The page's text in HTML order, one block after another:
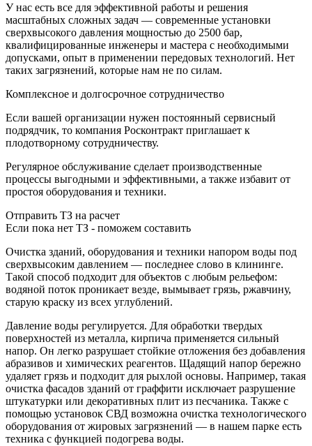
У нас есть все для эффективной работы и решения
масштабных сложных задач — современные установки
сверхвысокого давления мощностью до 2500 бар,
квалифицированные инженеры и мастера с необходимыми
допусками, опыт в применении передовых технологий. Нет
таких загрязнений, которые нам не по силам.
Комплексное и долгосрочное сотрудничество
Если вашей организации нужен постоянный сервисный
подрядчик, то компания Росконтракт приглашает к
плодотворному сотрудничеству.
Регулярное обслуживание сделает производственные
процессы выгодными и эффективными, а также избавит от
простоя оборудования и техники.
Отправить ТЗ на расчет
Если пока нет ТЗ - поможем составить
Очистка зданий, оборудования и техники напором воды под
сверхвысоким давлением — последнее слово в клининге.
Такой способ подходит для объектов с любым рельефом:
водяной поток проникает везде, вымывает грязь, ржавчину,
старую краску из всех углублений.
Давление воды регулируется. Для обработки твердых
поверхностей из металла, кирпича применяется сильный
напор. Он легко разрушает стойкие отложения без добавления
абразивов и химических реагентов. Щадящий напор бережно
удаляет грязь и подходит для рыхлой основы. Например, такая
очистка фасадов зданий от граффити исключает разрушение
штукатурки или декоративных плит из песчаника. Также с
помощью установок СВД возможна очистка технологического
оборудования от жировых загрязнений — в нашем парке есть
техника с функцией подогрева воды.